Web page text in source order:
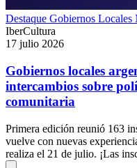
Destaque Gobiernos Locales
IberCultura
17 julio 2026
Gobiernos locales
intercambios sobre
comunitaria
Primera edición reunió 163
vuelve con nuevas
realiza el 21 de julio. ¡Las